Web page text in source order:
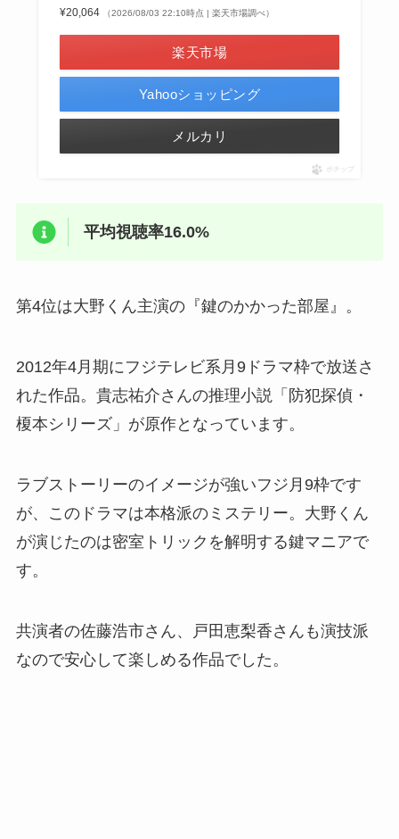
¥20,064 （2026/08/03 22:10時点 | 楽天市場調べ）
楽天市場
Yahooショッピング
メルカリ
ポチップ
平均視聴率16.0%
第4位は大野くん主演の『鍵のかかった部屋』。
2012年4月期にフジテレビ系月9ドラマ枠で放送さ
れた作品。貴志祐介さんの推理小説「防犯探偵・
榎本シリーズ」が原作となっています。
ラブストーリーのイメージが強いフジ月9枠です
が、このドラマは本格派のミステリー。大野くん
が演じたのは密室トリックを解明する鍵マニアで
す。
共演者の佐藤浩市さん、戸田恵梨香さんも演技派
なので安心して楽しめる作品でした。